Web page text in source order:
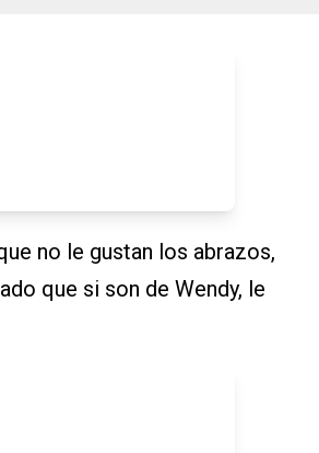
no le gustan los abrazos,
que si son de Wendy, le